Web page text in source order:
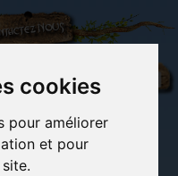
cookies
pour améliorer
et pour
nous